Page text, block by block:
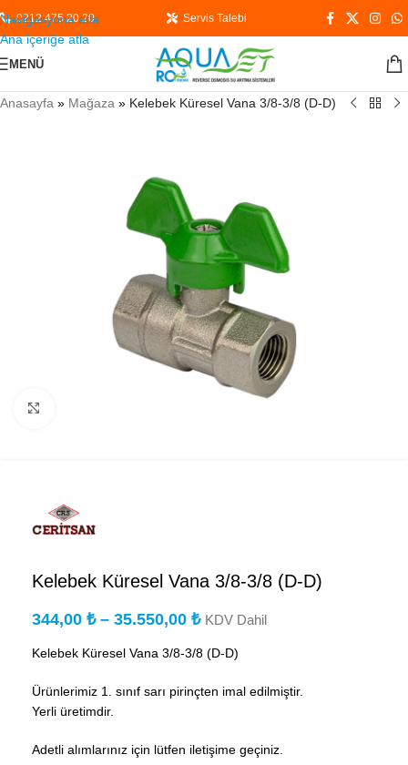
Navigasyona atla
Ana içeriğe atla
0212 475 20 20 Servis Talebi
MENÜ
Anasayfa » Mağaza » Kelebek Küresel Vana 3/8-3/8 (D-D)
Kelebek Küresel Vana 3/8-3/8 (D-D)
344,00 ₺ – 35.550,00 ₺ KDV Dahil
Kelebek Küresel Vana 3/8-3/8 (D-D)
Ürünlerimiz 1. sınıf sarı pirinçten imal edilmiştir.
Yerli üretimdir.
Adetli alımlarınız için lütfen iletişime geçiniz.